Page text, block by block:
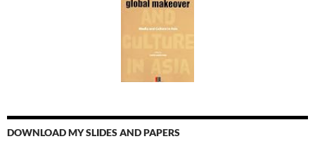
DOWNLOAD MY SLIDES AND PAPERS